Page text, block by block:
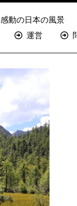
感動の日本の風景
運営